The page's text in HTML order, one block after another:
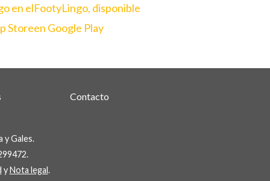
Contacto
y Gales.
yNota legal.